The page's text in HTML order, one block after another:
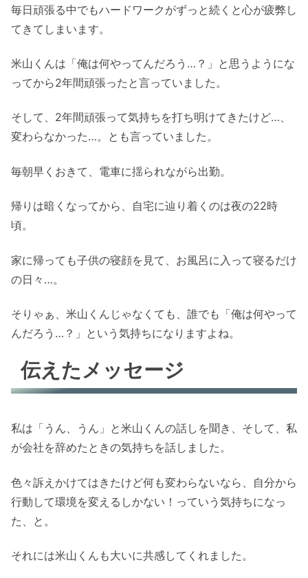
毎日頑張る中でもハードワークがずっと続くと心が疲弊し
てきてしまいます。
米山くんは「俺は何やってんだろう…？」と思うようにな
ってから2年間頑張ったと言っていました。
そして、2年間頑張って気持ちを打ち明けてきたけど…、
変わらなかった…。とも言っていました。
毎朝早くおきて、電車に揺られながら出勤。
帰りは暗くなってから、自宅に辿り着くのは夜の22時
頃。
家に帰っても子供の寝顔を見て、お風呂に入って寝るだけ
の日々…。
そりゃぁ、米山くんじゃなくても、誰でも「俺は何やって
んだろう…？」という気持ちになりますよね。
伝えたメッセージ
私は「うん、うん」と米山くんの話しを聞き、そして、私
が会社を辞めたときの気持ちを話しました。
色々訴えかけてはきたけど何も変わらないなら、自分から
行動して環境を変えるしかない！っていう気持ちになっ
た、と。
それには米山くんも大いに共感してくれました。